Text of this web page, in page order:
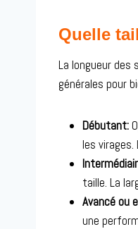
Quelle
La longueur des
générales pour
Débutant:
les
taille. La
Avancé ou
une